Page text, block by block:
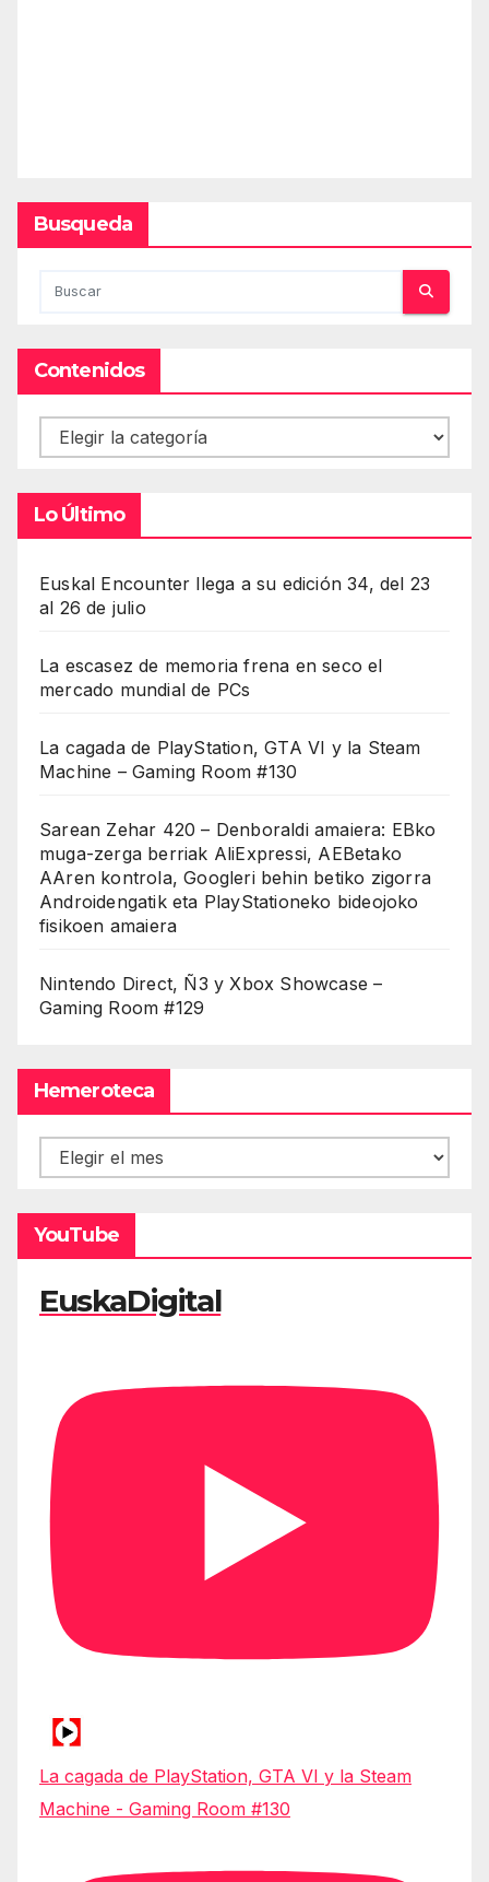
Busqueda
Contenidos
Contenidos
Lo Último
Euskal Encounter llega a su edición 34, del 23
al 26 de julio
La escasez de memoria frena en seco el
mercado mundial de PCs
La cagada de PlayStation, GTA VI y la Steam
Machine – Gaming Room #130
Sarean Zehar 420 – Denboraldi amaiera: EBko
muga-zerga berriak AliExpressi, AEBetako
AAren kontrola, Googleri behin betiko zigorra
Androidengatik eta PlayStationeko bideojoko
fisikoen amaiera
Nintendo Direct, Ñ3 y Xbox Showcase –
Gaming Room #129
Hemeroteca
Hemeroteca
YouTube
EuskaDigital
La cagada de PlayStation, GTA VI y la Steam
Machine - Gaming Room #130